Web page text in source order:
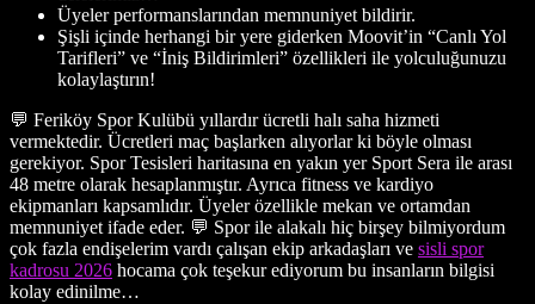
Üyeler performanslarından memnuniyet bildirir.
Şişli içinde herhangi bir yere giderken Moovit’in “Canlı Yol
Tarifleri” ve “İniş Bildirimleri” özellikleri ile yolculuğunuzu
kolaylaştırın!
💬 Feriköy Spor Kulübü yıllardır ücretli halı saha hizmeti
vermektedir. Ücretleri maç başlarken alıyorlar ki böyle olması
gerekiyor. Spor Tesisleri haritasına en yakın yer Sport Sera ile arası
48 metre olarak hesaplanmıştır. Ayrıca fitness ve kardiyo
ekipmanları kapsamlıdır. Üyeler özellikle mekan ve ortamdan
memnuniyet ifade eder. 💬 Spor ile alakalı hiç birşey bilmiyordum
çok fazla endişelerim vardı çalışan ekip arkadaşları ve sisli spor
kadrosu 2026 hocama çok teşekur ediyorum bu insanların bilgisi
kolay edinilme…